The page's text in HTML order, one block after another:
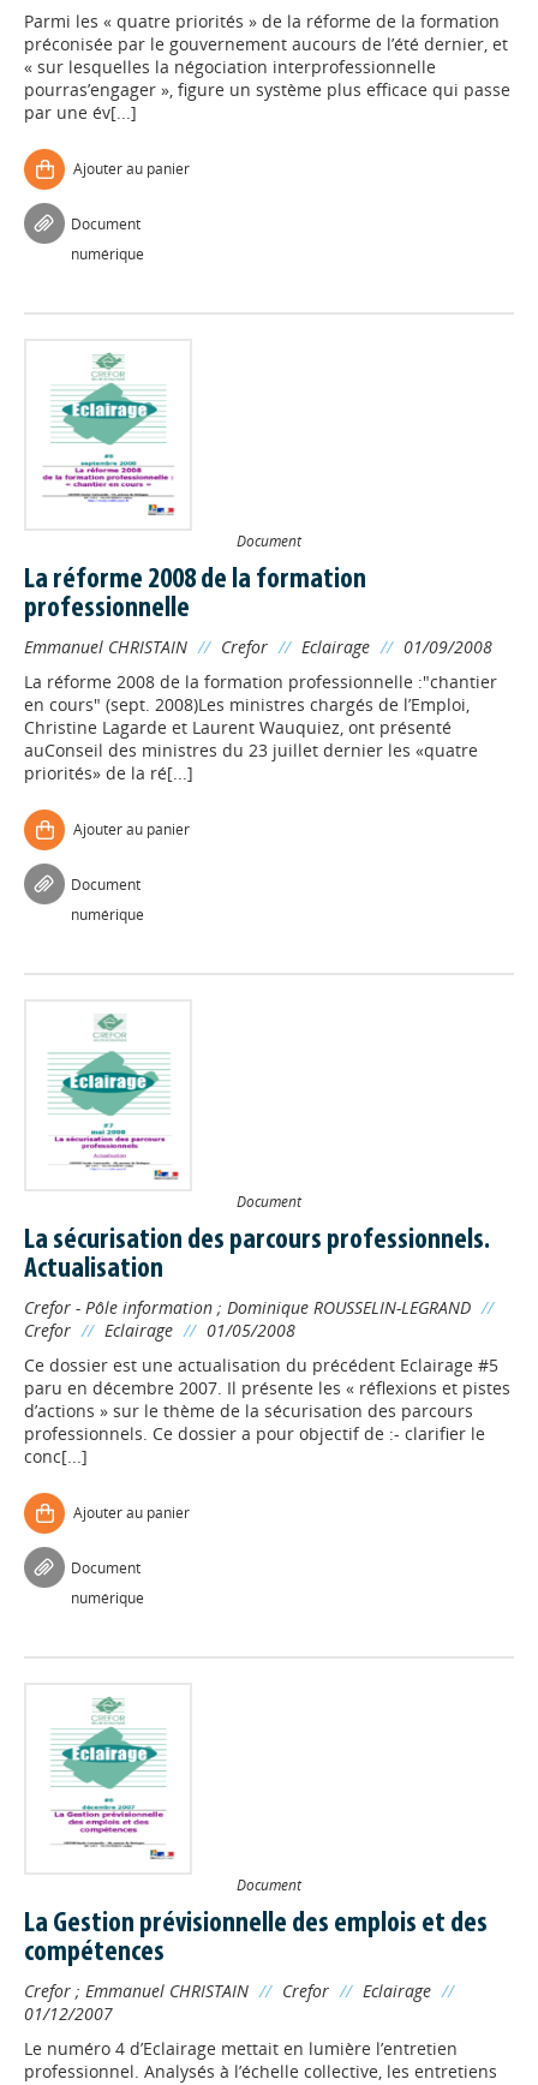
Parmi les « quatre priorités » de la réforme de la formation
préconisée par le gouvernement aucours de l’été dernier, et
« sur lesquelles la négociation interprofessionnelle
pourras’engager », figure un système plus efficace qui passe
par une év[...]
Ajouter au panier
Document
numérique
Document
La réforme 2008 de la formation
professionnelle
Emmanuel CHRISTAIN // Crefor // Eclairage // 01/09/2008
La réforme 2008 de la formation professionnelle :"chantier
en cours" (sept. 2008)Les ministres chargés de l’Emploi,
Christine Lagarde et Laurent Wauquiez, ont présenté
auConseil des ministres du 23 juillet dernier les «quatre
priorités» de la ré[...]
Ajouter au panier
Document
numérique
Document
La sécurisation des parcours professionnels.
Actualisation
Crefor - Pôle information ; Dominique ROUSSELIN-LEGRAND //
Crefor // Eclairage // 01/05/2008
Ce dossier est une actualisation du précédent Eclairage #5
paru en décembre 2007. Il présente les « réflexions et pistes
d’actions » sur le thème de la sécurisation des parcours
professionnels. Ce dossier a pour objectif de :- clarifier le
conc[...]
Ajouter au panier
Document
numérique
Document
La Gestion prévisionnelle des emplois et des
compétences
Crefor ; Emmanuel CHRISTAIN // Crefor // Eclairage //
01/12/2007
Le numéro 4 d’Eclairage mettait en lumière l’entretien
professionnel. Analysés à l’échelle collective, les entretiens